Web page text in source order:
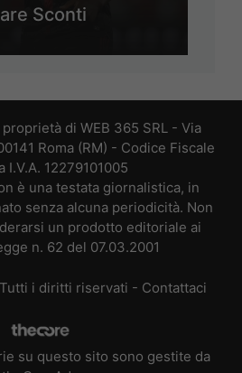
Sconti
di WEB 365 SRL - Via
Roma (RM) - Codice Fiscale
I.V.A. 12279101005
è una testata giornalistica, in
senza alcuna periodicità. Non
un prodotto editoriale ai
n. 62 del 07.03.2001
i diritti riservati - Contattaci
su questo sito sono gestite da